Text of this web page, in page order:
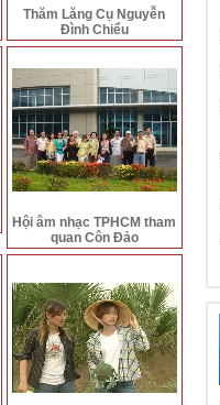
Thăm Lăng Cụ Nguyễn
Đình Chiểu
Hội âm nhạc TPHCM tham
quan Côn Đảo